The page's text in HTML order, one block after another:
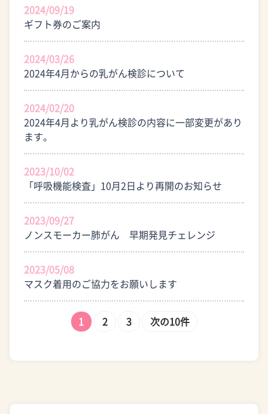
2024/09/19
ギフト券のご案内
2024/03/26
2024年4月からの乳がん検診について
2024/02/20
2024年4月より乳がん検診の内容に一部変更があり
ます。
2023/10/02
「呼吸機能検査」10月2日より再開のお知らせ
2023/09/27
ノンスモーカー肺がん 早期発見チェレンジ
2023/05/08
マスク着用のご協力をお願いします
1 2 3 次の10件